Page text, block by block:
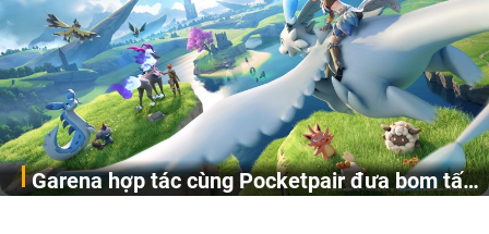
Garena hợp tác cùng Pocketpair đưa bom tấn